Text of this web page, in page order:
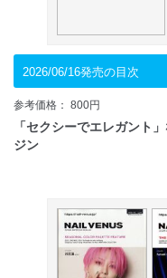
2026/06/16発売の目次
参考価格： 800円
「セクシーでエレガント
ジン